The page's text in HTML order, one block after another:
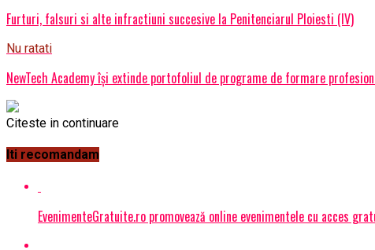
Furturi, falsuri si alte infractiuni succesive la Penitenciarul Ploiesti (IV)
Nu ratati
NewTech Academy își extinde portofoliul de programe de formare
Citeste in continuare
Iti recomandam
EvenimenteGratuite.ro promovează online evenimentele cu acces